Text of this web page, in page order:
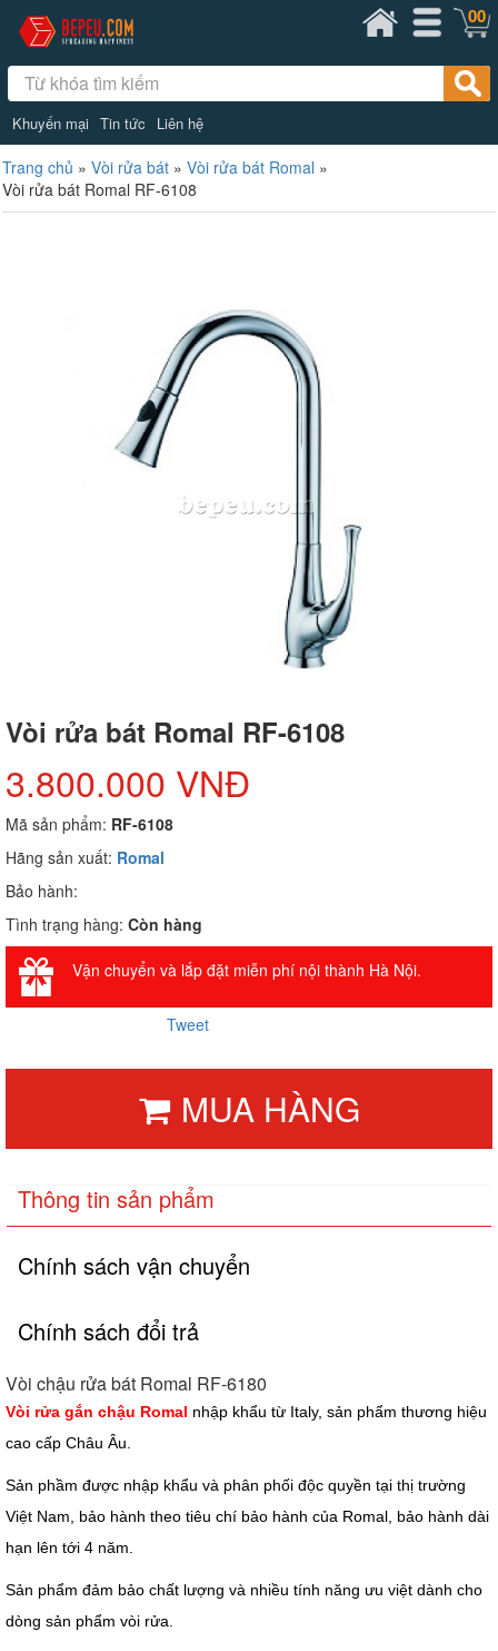
Khuyến mại Tin tức Liên hệ
00
Trang chủ » Vòi rửa bát » Vòi rửa bát Romal »
Vòi rửa bát Romal RF-6108
Vòi rửa bát Romal RF-6108
3.800.000 VNĐ
Mã sản phẩm: RF-6108
Hãng sản xuất: Romal
Bảo hành:
Tình trạng hàng: Còn hàng
Vận chuyển và lắp đặt miễn phí nội thành Hà Nội.
Tweet
MUA HÀNG
Thông tin sản phẩm
Chính sách vận chuyển
Chính sách đổi trả
Vòi chậu rửa bát Romal RF-6180
Vòi rửa gắn chậu Romal nhập khẩu từ Italy, sản phẩm thương hiệu
cao cấp Châu Âu.
Sản phầm được nhập khẩu và phân phối độc quyền tại thị trường
Việt Nam, bảo hành theo tiêu chí bảo hành của Romal, bảo hành dài
hạn lên tới 4 năm.
Sản phẩm đảm bảo chất lượng và nhiều tính năng ưu việt dành cho
dòng sản phẩm vòi rửa.